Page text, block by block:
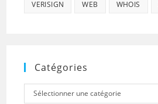
VERISIGN WEB WHOIS
Catégories
Catégories
Sélectionner une catégorie